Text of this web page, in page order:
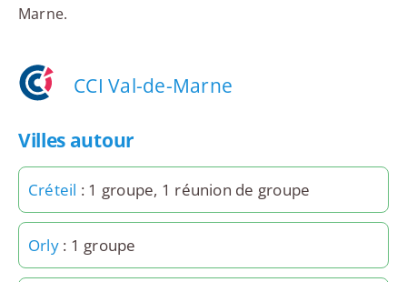
Marne.
CCI Val-de-Marne
Villes autour
Créteil : 1 groupe, 1 réunion de groupe
Orly: 1 groupe